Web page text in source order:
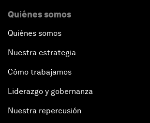
Decision-Making in a Disruptive World
Asia Security Outlook
Rethinking Economic Growth
Quiénes somos
Quiénes somos
Nuestra estrategia
Cómo trabajamos
Liderazgo y gobernanza
Nuestra repercusión